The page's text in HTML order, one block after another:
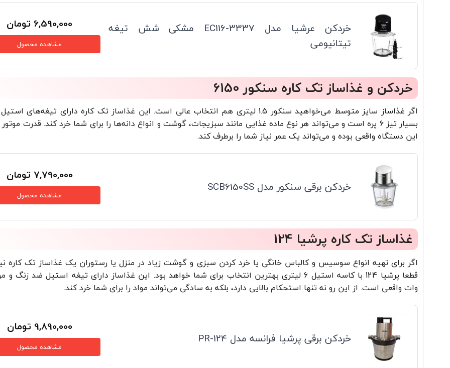
خردکن عرشیا مدل EC116-3337 مشکی شش تیغه
تیتانیومی
6,590,000 تومان
مشاهده محصول
خردکن و غذاساز تک کاره سنکور 6150
اگر غذاساز سایز متوسط می‌خواهید سنکور 1.5 لیتری هم انتخاب عالی است. این غذاساز تک کاره دارای تیغه‌های
این دستگاه واقعی بوده و می‌تواند یک عمر نیاز شما را برطرف کند.
خردکن برقی سنکور مدل SCB6150SS
7,790,000تومان
مشاهده محصول
غذاساز تک کاره پرشیا 124
اگر برای تهیه انواع سوسیس و کالباس خانگی یا خرد کردن سبزی و گوشت زیاد در منزل یا رستوران یک غذاساز تک کاره
وات واقعی است. از این رو نه تنها استحکام بالایی دارد، بلکه به سادگی می‌تواند مواد را برای شما خرد کند.
خردکن برقی پرشیا فرانسه مدل PR-124
9,890,000 تومان
مشاهده محصول